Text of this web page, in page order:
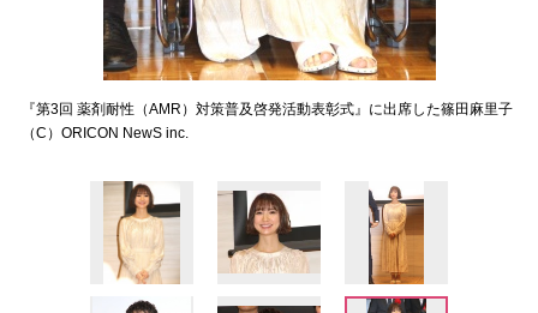
『第3回 薬剤耐性（AMR）対策普及啓発活動表彰式』に出席した篠田麻里子
（C）ORICON NewS inc.